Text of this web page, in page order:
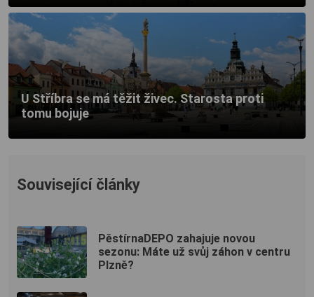
U Stříbra se má těžit živec. Starosta proti
tomu bojuje
Související články
PěstírnaDEPO zahajuje novou
sezonu: Máte už svůj záhon v centru
Plzně?